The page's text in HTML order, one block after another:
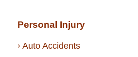
Personal Injury
Auto Accidents